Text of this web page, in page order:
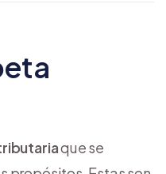
que se